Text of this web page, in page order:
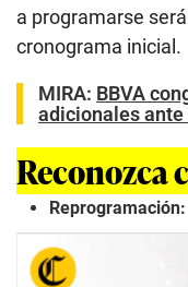
a programarse
cronograma inicial.
MIRA: BBVA
adicionales ante
Reconozca
Reprogramación: